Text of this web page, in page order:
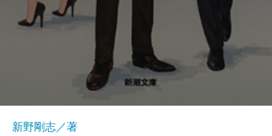
新野剛志／著